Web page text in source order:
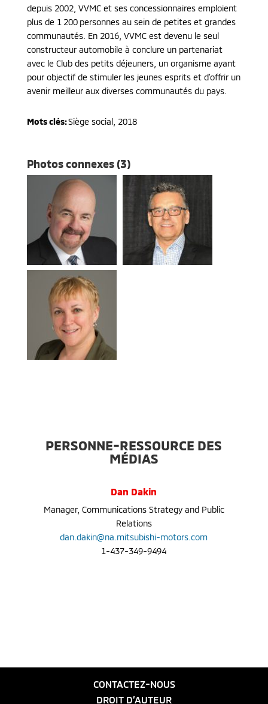
depuis 2002, VVMC et ses concessionnaires emploient
plus de 1 200 personnes au sein de petites et grandes
communautés. En 2016, VVMC est devenu le seul
constructeur automobile à conclure un partenariat
avec le Club des petits déjeuners, un organisme ayant
pour objectif de stimuler les jeunes esprits et d’offrir un
avenir meilleur aux diverses communautés du pays.
Mots clés:Siège social, 2018
Photos connexes (3)
PERSONNE-RESSOURCE DES
MÉDIAS
Dan Dakin
Manager, Communications Strategy and Public
Relations
dan.dakin@na.mitsubishi-motors.com
1-437-349-9494
CONTACTEZ-NOUS
DROIT D’AUTEUR